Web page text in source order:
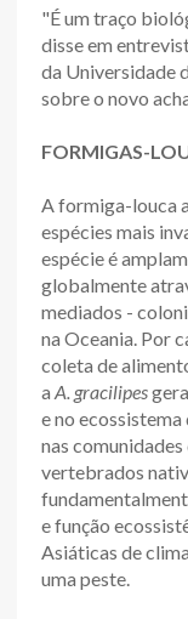
"É um traço
disse em
da Universidade
sobre o novo
FORMIGAS-
A formiga-louca
espécies mais
espécie é
globalmente
mediados -
na Oceania. Por
coleta de
a A. gracilipes
e no
nas
vertebrados
e função
Asiáticas de
uma peste.